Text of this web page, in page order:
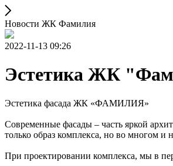
Новости ЖК Фамилия
2022-11-13 09:26
Эстетика ЖК
Эстетика фасада ЖК «ФАМИЛИЯ»
Современные фасады – часть яркой
только образ комплекса, но во многом и
При проектировании комплекса, мы в